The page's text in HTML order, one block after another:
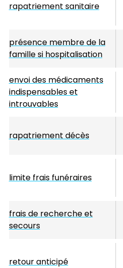
rapatriement sanitaire
présence membre de la
famille si hospitalisation
envoi des médicaments
indispensables et
introuvables
rapatriement décès
limite frais funéraires
frais de recherche et
secours
retour anticipé